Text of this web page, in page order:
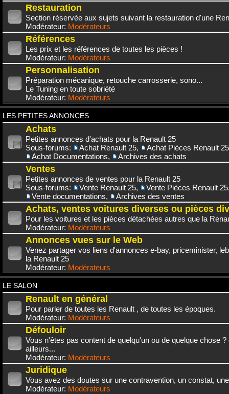
Restauration
Section réservée aux sujets suivant la restauration d'une
Modérateur: Modérateurs
Références
Les prix et les références de toutes les pièces !
Modérateur: Modérateurs
Personnalisation
Préparation mécanique, retouche carrosserie, sono...
Le Tuning en toute sobriété
Modérateur: Modérateurs
LES PETITES ANNONCES
Achats
Petites annonces d'achats pour la Renault 25
Sous-forums:
Achat Renault 25,
Achat Pièces Renault 25
Achat Documentations, Archives des achats
Ventes
Petites annonces de ventes pour la Renault 25
Sous-forums:
Vente Renault 25, Vente Pièces Renault 25
Vente documentations, Archives des ventes
Achats, ventes voitures diverses ou pièces
Pour les voitures et les pièces détachées autres que la
Modérateur: Modérateurs
Annonces vues sur le Web
Venez partager vos liens d'annonces e-bay, priceminister,
la Renault 25
Modérateur: Modérateurs
LE SALON
Renault en général
Pour parler de toutes les Renault , de toutes les époques.
Modérateur: Modérateurs
Défouloir
Vous n'êtes pas content de quelqu'un ou de quelque chose
ailleurs...
Modérateur: Modérateurs
Juridique
Vous avez des doutes sur une contravention, un constat,
Modérateur: Modérateurs